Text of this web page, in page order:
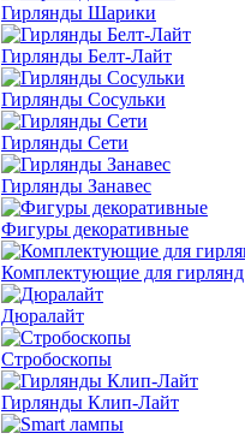
Гирлянды Шарики
Гирлянды Белт-Лайт
Гирлянды Сосульки
Гирлянды Сети
Гирлянды Занавес
Фигуры декоративные
Комплектующие для гирлянд
Дюралайт
Стробоскопы
Гирлянды Клип-Лайт